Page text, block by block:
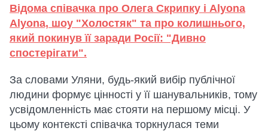
Відома співачка про Олега Скрипку і Alyona
Alyona, шоу "Холостяк" та про колишнього,
який покинув її заради Росії: "Дивно
спостерігати".
За словами Уляни, будь-який вибір публічної
людини формує цінності у її шанувальників, тому
усвідомленність має стояти на першому місці. У
цьому контексті співачка торкнулася теми